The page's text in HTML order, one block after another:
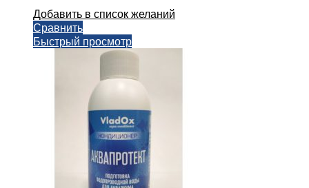
Добавить в список желаний
Сравнить
Быстрый просмотр